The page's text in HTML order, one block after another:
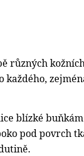
různých
každého,
blízké
pod povrch